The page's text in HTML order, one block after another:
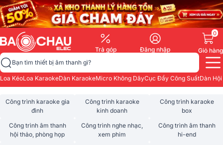
Trả góp Đăng nhập
0
Giỏ hàng
Bạn tìm thiết bị âm thanh gì?
Loa KéoLoa KaraokeDàn KaraokeMicro Không DâyCục Đẩy Công SuấtDàn
Công trình karaoke gia
đình
Công trình karaoke
kinh doanh
Công trình karaoke
box
Công trình âm thanh
hội thảo, phòng họp
Công trình nghe nhạc,
xem phim
Công trình âm thanh
hi-end